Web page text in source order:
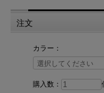
サイズ：横155ｍm×縦
注文
カラー：
購入数：